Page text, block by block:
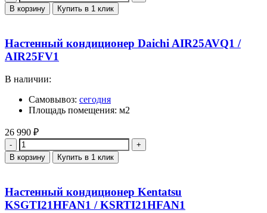
В корзину Купить в 1 клик
Настенный кондиционер Daichi AIR25AVQ1 /
AIR25FV1
В наличии:
Самовывоз: сегодня
Площадь помещения: м2
26 990 ₽
Количество
В корзину Купить в 1 клик
Настенный кондиционер Kentatsu
KSGTI21HFAN1 / KSRTI21HFAN1